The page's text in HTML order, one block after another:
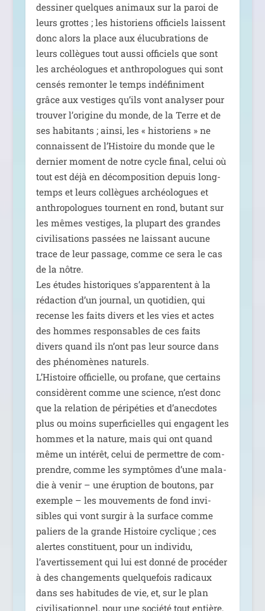
des­si­ner quelques ani­maux sur la paroi de
leurs grottes ; les his­to­riens offi­ciels laissent
donc alors la place aux élu­cu­bra­tions de
leurs col­lègues tout aus­si offi­ciels que sont
les archéo­logues et anthro­po­logues qui sont
cen­sés remon­ter le temps indé­fi­ni­ment
grâce aux ves­tiges qu’ils vont ana­ly­ser pour
trou­ver l’origine du monde, de la Terre et de
ses habi­tants ; ain­si, les « his­to­riens » ne
connaissent de l’Histoire du monde que le
der­nier moment de notre cycle final, celui où
tout est déjà en décom­po­si­tion depuis long­
temps et leurs col­lègues archéo­logues et
anthro­po­logues tournent en rond, butant sur
les mêmes ves­tiges, la plu­part des grandes
civi­li­sa­tions pas­sées ne lais­sant aucune
trace de leur pas­sage, comme ce sera le cas
de la nôtre.
Les études his­to­riques s’apparentent à la
rédac­tion d’un jour­nal, un quo­ti­dien, qui
recense les faits divers et les vies et actes
des hommes res­pon­sables de ces faits
divers quand ils n’ont pas leur source dans
des phé­no­mènes natu­rels.
L’Histoire offi­cielle, ou pro­fane, que cer­tains
consi­dèrent comme une science, n’est donc
que la rela­tion de péri­pé­ties et d’anecdotes
plus ou moins super­fi­cielles qui engagent les
hommes et la nature, mais qui ont quand
même un inté­rêt, celui de per­mettre de com­
prendre, comme les symp­tômes d’une mala­
die à venir – une érup­tion de bou­tons, par
exemple – les mou­ve­ments de fond invi­
sibles qui vont sur­gir à la sur­face comme
paliers de la grande Histoire cyclique ; ces
alertes consti­tuent, pour un indi­vi­du,
l’avertissement qui lui est don­né de pro­cé­der
à des chan­ge­ments quel­que­fois radi­caux
dans ses habi­tudes de vie, et, sur le plan
civi­li­sa­tion­nel, pour une socié­té tout entière,